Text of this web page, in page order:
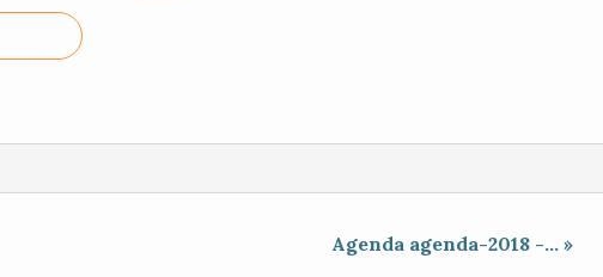
Agenda agenda-2018 -... »